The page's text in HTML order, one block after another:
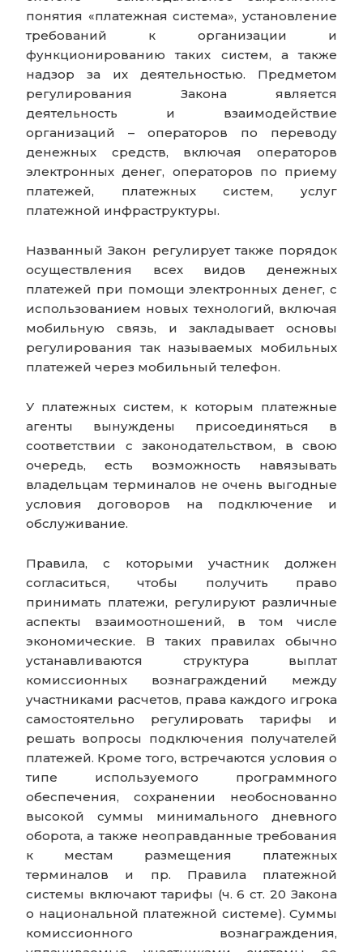
понятия «платежная система», установление
требований к организации и
функционированию таких систем, а также
надзор за их деятельностью. Предметом
регулирования Закона является
деятельность и взаимодействие
организаций – операторов по переводу
денежных средств, включая операторов
электронных денег, операторов по приему
платежей, платежных систем, услуг
платежной инфраструктуры.
Названный Закон регулирует также порядок
осуществления всех видов денежных
платежей при помощи электронных денег, с
использованием новых технологий, включая
мобильную связь, и закладывает основы
регулирования так называемых мобильных
платежей через мобильный телефон.
У платежных систем, к которым платежные
агенты вынуждены присоединяться в
соответствии с законодательством, в свою
очередь, есть возможность навязывать
владельцам терминалов не очень выгодные
условия договоров на подключение и
обслуживание.
Правила, с которыми участник должен
согласиться, чтобы получить право
принимать платежи, регулируют различные
аспекты взаимоотношений, в том числе
экономические. В таких правилах обычно
устанавливаются структура выплат
комиссионных вознаграждений между
участниками расчетов, права каждого игрока
самостоятельно регулировать тарифы и
решать вопросы подключения получателей
платежей. Кроме того, встречаются условия о
типе используемого программного
обеспечения, сохранении необоснованно
высокой суммы минимального дневного
оборота, а также неоправданные требования
к местам размещения платежных
терминалов и пр. Правила платежной
системы включают тарифы (ч. 6 ст. 20 Закона
о национальной платежной системе). Суммы
комиссионного вознаграждения,